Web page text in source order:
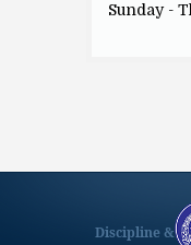
Sunday -
Discipline &